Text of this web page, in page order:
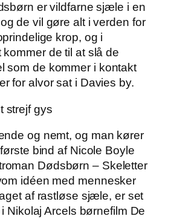
er vildfarne sjæle i en
de vil gøre alt i verden for
krop, og i
de til at slå de
som de kommer i kontakt
for alvor sat i Davies by.
strejf gys
og nemt, og man kører
bind af Nicole Boyle
Dødsbørn – Skeletter
idéen med mennesker
af rastløse sjæle, er set
Nikolaj Arcels børnefilm De